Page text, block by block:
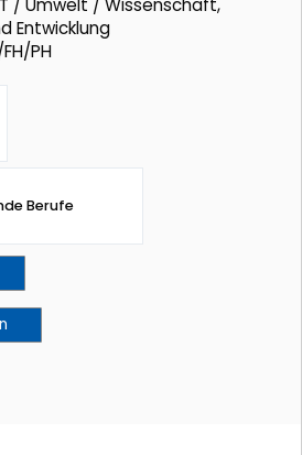
/ Umwelt / Wissenschaft,
Entwicklung
PH
Berufe